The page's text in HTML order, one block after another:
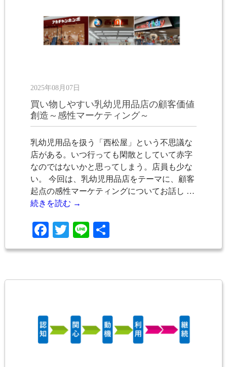
2025年08月07日
買い物しやすい乳幼児用品店の顧客価値
創造～感性マーケティング～
乳幼児用品を扱う「西松屋」という不思議な
店がある。いつ行っても閑散としていて赤字
なのではないかと思ってしまう。店員も少な
い。 今回は、乳幼児用品店をテーマに、顧客
起点の感性マーケティングについてお話し …
続きを読む →
Facebook
Twitter
Line
有